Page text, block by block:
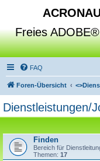
Freies
FAQ
Foren-Übersicht <>
Dienstleistungen/
Finden
Bereich für
Themen: 17